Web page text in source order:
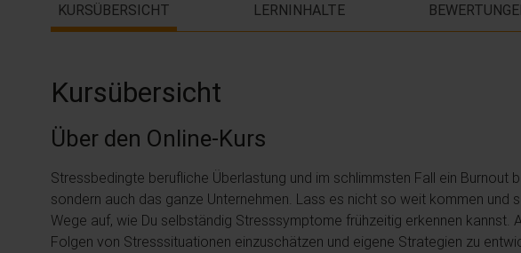
KURSÜBERSICHT LERNINHALTE
Kursübersicht
Über den Online-Kurs
Stressbedingte berufliche Überlastung und im schlimmsten Fall ein Burnout
sondern auch das ganze Unternehmen. Lass es nicht so weit kommen und
Wege auf, wie Du selbständig Stresssymptome frühzeitig erkennen kannst.
Folgen von Stresssituationen einzuschätzen und eigene Strategien zu